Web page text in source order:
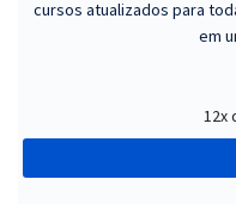
cursos atualizados para
em
12x